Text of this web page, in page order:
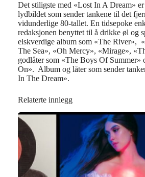
Det stiligste med «Lost In A Dream»
lydbildet som sender tankene til det
vidunderlige 80-tallet. En tidsepoke
redaksjonen benyttet til å drikke øl og
elskverdige album som «The River»,
The Sea», «Oh Mercy», «Mirage»,
godlåter som «The Boys Of Summer»
On». Album og låter som sender
In The Dream».
Relaterte innlegg